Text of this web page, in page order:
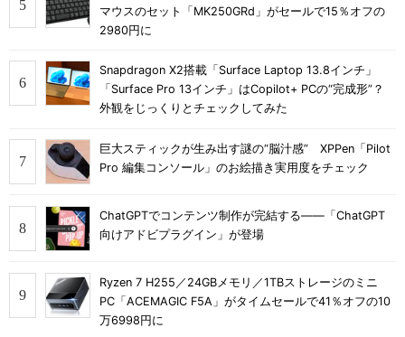
マウスのセット「MK250GRd」がセールで15％オフの
2980円に
Snapdragon X2搭載「Surface Laptop 13.8インチ」
「Surface Pro 13インチ」はCopilot+ PCの“完成形”？
外観をじっくりとチェックしてみた
巨大スティックが生み出す謎の“脳汁感” XPPen「Pilot
Pro 編集コンソール」のお絵描き実用度をチェック
ChatGPTでコンテンツ制作が完結する――「ChatGPT
向けアドビプラグイン」が登場
Ryzen 7 H255／24GBメモリ／1TBストレージのミニ
PC「ACEMAGIC F5A」がタイムセールで41％オフの10
万6998円に